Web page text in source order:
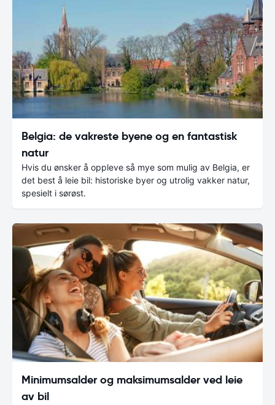
Belgia: de vakreste byene og en fantastisk
natur
Hvis du ønsker å oppleve så mye som mulig av Belgia, er
det best å leie bil: historiske byer og utrolig vakker natur,
spesielt i sørøst.
Minimumsalder og maksimumsalder ved leie
av bil